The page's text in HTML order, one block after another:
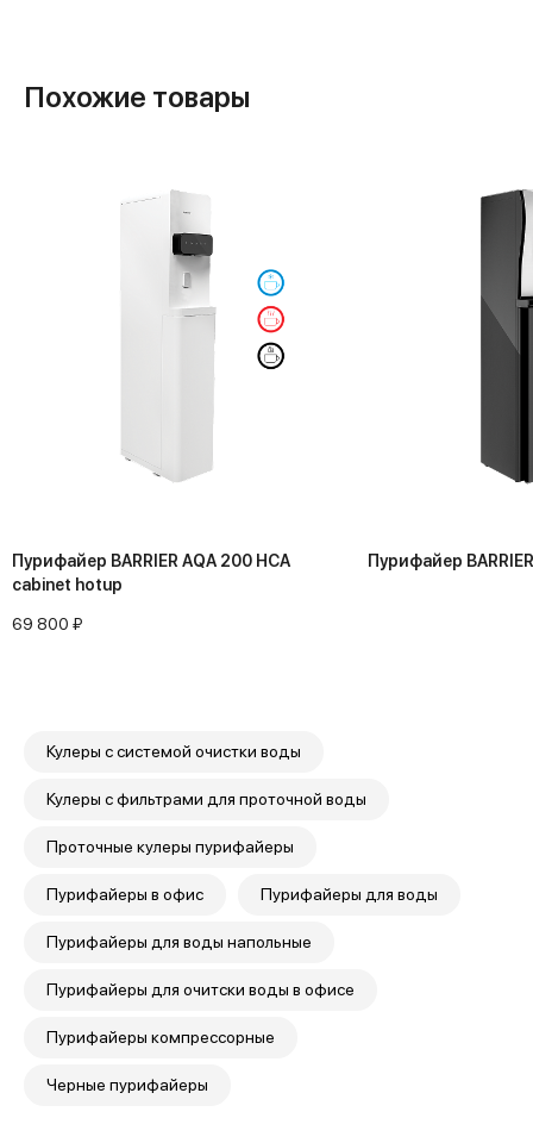
Похожие товары
Пурифайер BARRIER AQA 200 HCA
cabinet hotup
69 800 ₽
Пурифайер
Кулеры с системой очистки воды
Кулеры с фильтрами для проточной воды
Проточные кулеры пурифайеры
Пурифайеры в офис Пурифайеры для воды
Пурифайеры для воды напольные
Пурифайеры для очитски воды в офисе
Пурифайеры компрессорные
Черные пурифайеры